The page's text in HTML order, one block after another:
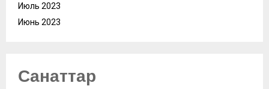
Июль 2023
Июнь 2023
Санаттар